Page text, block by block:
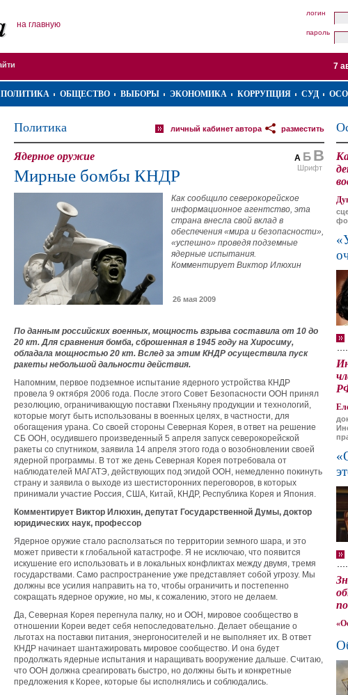
на главную
логин
пароль
7
ПОЛИТИКА ОБЩЕСТВО ВЫБОРЫ ЭКОНОМИКА КОРРУПЦИЯ СУД
Политика разместить
личный кабинет автора
А Б В
Шрифт
Ядерное оружие
Мирные бомбы КНДР
Как сообщило северокорейское
информационное агентство, эта
страна внесла свой вклад в
обеспечения «мира и безопасности»,
«успешно» проведя подземные
ядерные испытания.
Комментирует Виктор Илюхин
26 мая 2009
По данным российских военных, мощность взрыва составила от 10 до
20 кт. Для сравнения бомба, сброшенная в 1945 году на Хиросиму,
обладала мощностью 20 кт. Вслед за этим КНДР осуществила пуск
ракеты небольшой дальности действия.
Напомним, первое подземное испытание ядерного устройства КНДР
провела 9 октября 2006 года. После этого Совет Безопасности ООН принял
резолюцию, ограничивающую поставки Пхеньяну продукции и технологий,
которые могут быть использованы в военных целях, в частности, для
обогащения урана. Со своей стороны Северная Корея, в ответ на решение
СБ ООН, осудившего произведенный 5 апреля запуск северокорейской
ракеты со спутником, заявила 14 апреля этого года о возобновлении своей
ядерной программы. В тот же день Северная Корея потребовала от
наблюдателей МАГАТЭ, действующих под эгидой ООН, немедленно покинуть
страну и заявила о выходе из шестисторонних переговоров, в которых
принимали участие Россия, США, Китай, КНДР, Республика Корея и Япония.
Комментирует Виктор Илюхин, депутат Государственной Думы, доктор
юридических наук, профессор
Ядерное оружие стало расползаться по территории земного шара, и это
может привести к глобальной катастрофе. Я не исключаю, что появится
искушение его использовать и в локальных конфликтах между двумя, тремя
государствами. Само распространение уже представляет собой угрозу. Мы
должны все усилия направить на то, чтобы ограничить и постепенно
сокращать ядерное оружие, но мы, к сожалению, этого не делаем.
Да, Северная Корея перегнула палку, но и ООН, мировое сообщество в
отношении Кореи ведет себя непоследовательно. Делает обещание о
льготах на поставки питания, энергоносителей и не выполняет их. В ответ
КНДР начинает шантажировать мировое сообщество. И она будет
продолжать ядерные испытания и наращивать вооружение дальше. Считаю,
что ООН должна среагировать быстро, но должны быть и конкретные
предложения к Корее, которые бы исполнялись и соблюдались.